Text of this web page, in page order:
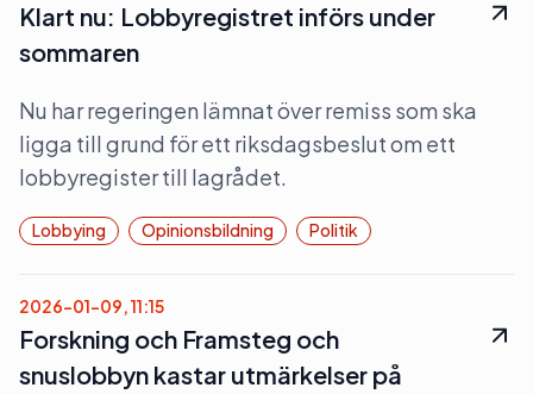
Klart nu: Lobbyregistret införs under
sommaren
Nu har regeringen lämnat över remiss som ska
ligga till grund för ett riksdagsbeslut om ett
lobbyregister till lagrådet.
Lobbying Opinionsbildning Politik
2026-01-09, 11:15
Forskning och Framsteg och
snuslobbyn kastar utmärkelser på